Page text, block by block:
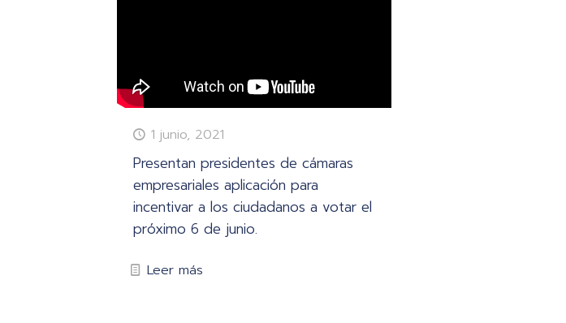
1 junio, 2021
Presentan presidentes de cámaras
empresariales aplicación para
incentivar a los ciudadanos a votar el
próximo 6 de junio.
Leer más